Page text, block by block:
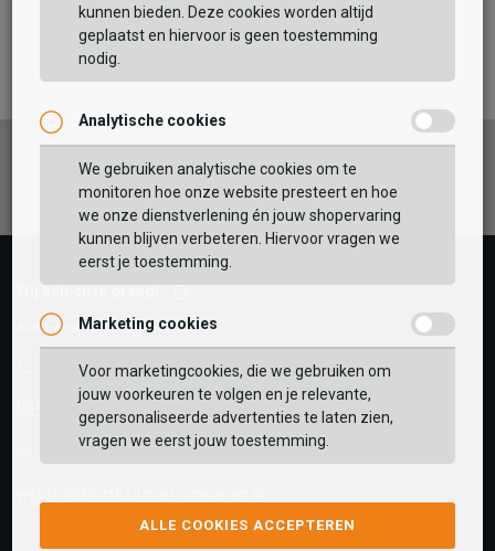
TOEVOEGEN AAN WINKELTAS
GEBRUIK MIJN LOCATIE
Zoek op postcode of gebruik jouw locatie om de
voorraad in een van onze winkels te bekijken.
BEKIJK WINKELTAS
VERDER WINKELEN
Vaak samen gekocht met
Facebook InstagramPinterest
Wij helpen je graag!
Klantenservice is gesloten
Telefoon
0545-280081
Antwoord binnen 24 uur
kunnen bieden. Deze cookies worden altijd
geplaatst en hiervoor is geen toestemming
nodig.
Analytische cookies
We gebruiken analytische cookies om te
monitoren hoe onze website presteert en hoe
we onze dienstverlening én jouw shopervaring
kunnen blijven verbeteren. Hiervoor vragen we
eerst je toestemming.
Marketing cookies
Voor marketingcookies, die we gebruiken om
jouw voorkeuren te volgen en je relevante,
gepersonaliseerde advertenties te laten zien,
vragen we eerst jouw toestemming.
ALLE COOKIES ACCEPTEREN